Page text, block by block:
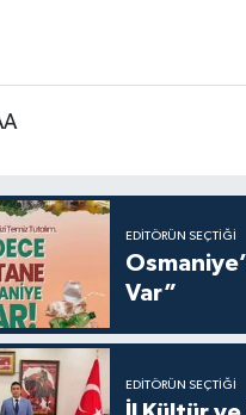
EDITÖRÜN SEÇTIĞI
Var”
EDITÖRÜN SEÇTIĞI